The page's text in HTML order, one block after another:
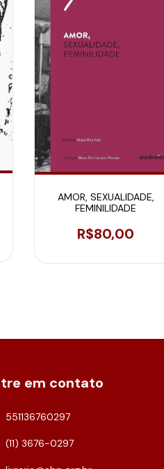
AMOR, SEXUALIDADE,
FEMINILIDADE
R$80,00
em contato
551136760297
(11) 3676-0297